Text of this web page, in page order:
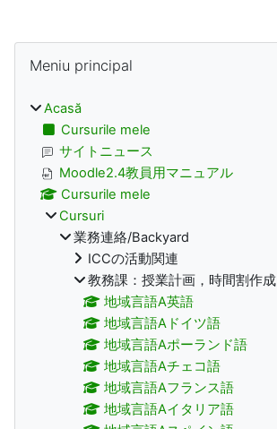
Blocuri
Meniu principal
Acasă
Cursurile mele
サイトニュース
Moodle2.4教員用マニュアル
Cursurile mele
Cursuri
業務連絡/Backyard
ICCの活動関連
教務課：授業計画，時間割作成
地域言語A英語
地域言語Aドイツ語
地域言語Aポーランド語
地域言語Aチェコ語
地域言語Aフランス語
地域言語Aイタリア語